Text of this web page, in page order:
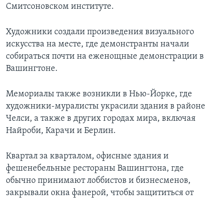
Смитсоновском институте.
Художники создали произведения визуального
искусства на месте, где демонстранты начали
собираться почти на еженощные демонстрации в
Вашингтоне.
Мемориалы также возникли в Нью-Йорке, где
художники-муралисты украсили здания в районе
Челси, а также в других городах мира, включая
Найроби, Карачи и Берлин.
Квартал за кварталом, офисные здания и
фешенебельные рестораны Вашингтона, где
обычно принимают лоббистов и бизнесменов,
закрывали окна фанерой, чтобы защититься от